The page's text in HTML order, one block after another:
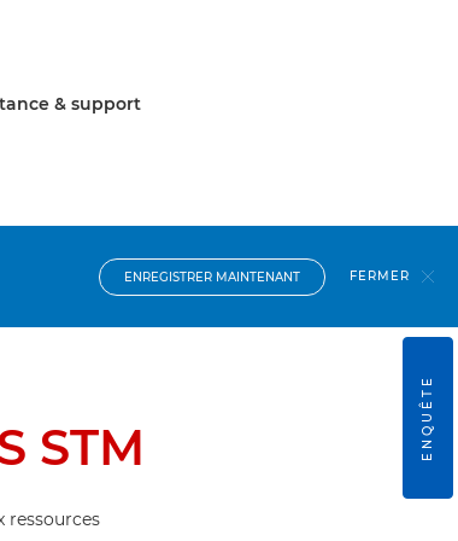
& support
ENREGISTRER MAINTENANT FERMER
STM
ressources
ENQUÊTE